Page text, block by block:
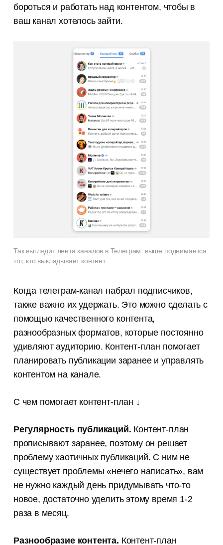
бороться и работать над контентом, чтобы в
ваш канал хотелось зайти.
Так выглядит лента каналов в Телеграм: выше поднимается
тот, кто выкладывает контент
Когда телеграм-канал набрал подписчиков,
также важно их удержать. Это можно сделать с
помощью качественного контента,
разнообразных форматов, которые постоянно
удивляют аудиторию. Контент-план помогает
планировать публикации заранее и управлять
контентом на канале.
С чем помогает контент-план ↓
Регулярность публикаций. Контент-план
прописывают заранее, поэтому он решает
проблему хаотичных публикаций. С ним не
существует проблемы «нечего написать», вам
не нужно каждый день придумывать что-то
новое, достаточно уделить этому время 1-2
раза в месяц.
Разнообразие контента. Контент-план